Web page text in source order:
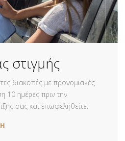
στιγμής
διακοπές με προνομιακές
10 ημέρες πριν την
σας και επωφεληθείτε.